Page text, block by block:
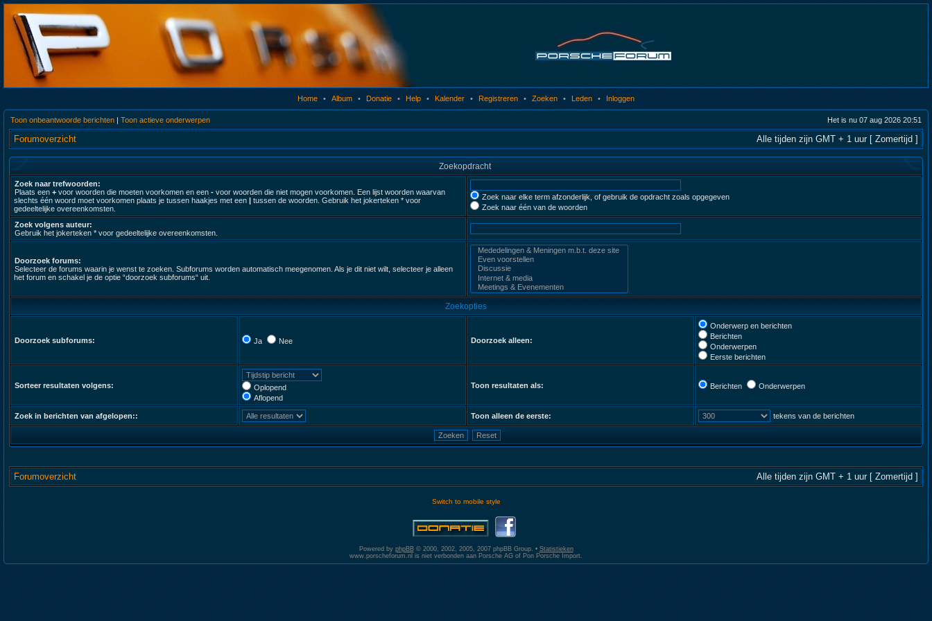
Home • Album • Donatie • Help • Kalender • Registreren • Zoeken • Leden • Inloggen
Toon onbeantwoorde berichten | Toon actieve onderwerpen Het is nu 07 aug 2026 20:51
Forumoverzicht Alle tijden zijn GMT + 1 uur [ Zomertijd ]
Zoekopdracht
Zoek naar trefwoorden:
Plaats een + voor woorden die moeten voorkomen en een - voor woorden die niet mogen voorkomen. Een lijst woorden waarvan
slechts één woord moet voorkomen plaats je tussen haakjes met een | tussen de woorden. Gebruik het jokerteken * voor
gedeeltelijke overeenkomsten.
Zoek naar elke term afzonderlijk, of gebruik de opdracht zoals opgegeven
Zoek naar één van de woorden
Zoek volgens auteur:
Gebruik het jokerteken * voor gedeeltelijke overeenkomsten.
Doorzoek forums:
Selecteer de forums waarin je wenst te zoeken. Subforums worden automatisch meegenomen. Als je dit niet wilt, selecteer je alleen
het forum en schakel je de optie “doorzoek subforums“ uit.
Zoekopties
Doorzoek subforums: Ja Nee Doorzoek alleen:
Onderwerp en berichten
Berichten
Onderwerpen
Eerste berichten
Sorteer resultaten volgens:
Oplopend
Aflopend
Toon resultaten als: Berichten Onderwerpen
Zoek in berichten van afgelopen:: Toon alleen de eerste: tekens van de berichten
Forumoverzicht Alle tijden zijn GMT + 1 uur [ Zomertijd ]
Switch to mobile style
Powered by phpBB© 2000, 2002, 2005, 2007 phpBB Group. • Statistieken
www.porscheforum.nl is niet verbonden aan Porsche AG of Pon Porsche Import.